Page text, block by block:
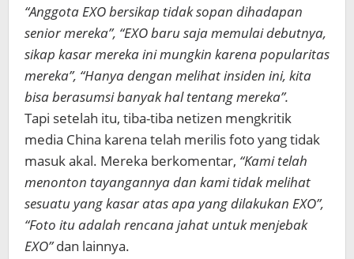
“Anggota EXO bersikap tidak sopan dihadapan
senior mereka”, “EXO baru saja memulai debutnya,
sikap kasar mereka ini mungkin karena popularitas
mereka”, “Hanya dengan melihat insiden ini, kita
bisa berasumsi banyak hal tentang mereka”.
Tapi setelah itu, tiba-tiba netizen mengkritik
media China karena telah merilis foto yang tidak
masuk akal. Mereka berkomentar, “Kami telah
menonton tayangannya dan kami tidak melihat
sesuatu yang kasar atas apa yang dilakukan EXO”,
“Foto itu adalah rencana jahat untuk menjebak
EXO”dan lainnya.